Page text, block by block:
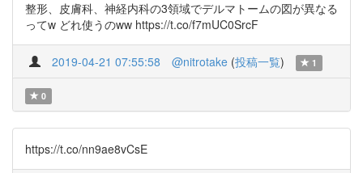
整形、皮膚科、神経内科の3領域でデルマトームの図が異なる
ってw どれ使うのww https://t.co/f7mUC0SrcF
2019-04-21 07:55:58 @nitrotake (投稿一覧) 1
0
https://t.co/nn9ae8vCsE